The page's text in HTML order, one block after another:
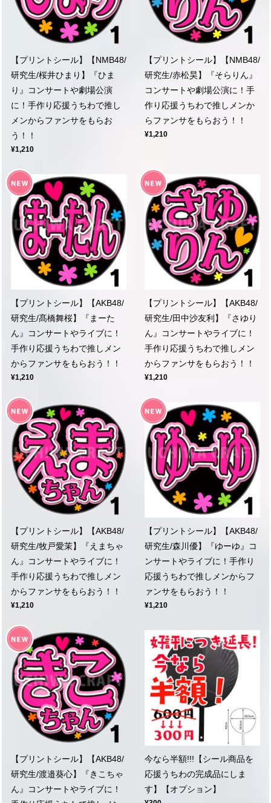
【プリントシール】【NMB48/
研究生/桜井ひまり】『ひま
り』コンサートや劇場公演
に！手作り応援うちわで推し
メンからファンサをもらお
う！！
¥1,210
【プリントシール】【NMB48/
研究生/赤松昊】『そらりん』
コンサートや劇場公演に！手
作り応援うちわで推しメンか
らファンサをもらおう！！
¥1,210
【プリントシール】【AKB48/
研究生/髙橋舞桜】『まーた
ん』コンサートやライブに！
手作り応援うちわで推しメン
からファンサをもらおう！！
¥1,210
【プリントシール】【AKB48/
研究生/田中沙友利】『さゆり
ん』コンサートやライブに！
手作り応援うちわで推しメン
からファンサをもらおう！！
¥1,210
【プリントシール】【AKB48/
研究生/牧戸愛茉】『えまちゃ
ん』コンサートやライブに！
手作り応援うちわで推しメン
からファンサをもらおう！！
¥1,210
【プリントシール】【AKB48/
研究生/森川優】『ゆーゆ』コ
ンサートやライブに！手作り
応援うちわで推しメンからフ
ァンサをもらおう！！
¥1,210
【プリントシール】【AKB48/
研究生/渡邉葵心】『きこちゃ
ん』コンサートやライブに！
今なら半額!!!【シール商品を
応援うちわの完成品にしま
す】【オプション】